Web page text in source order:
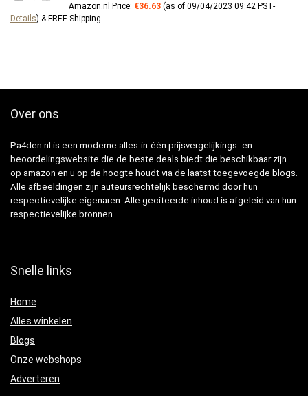
Amazon.nl Price: €36.63 (as of 09/04/2023 09:42 PST-
Details) & FREE Shipping
Over ons
Pa4den.nl is een moderne alles-in-één prijsvergelijkings- en
beoordelingswebsite die de beste deals biedt die beschikbaar zijn
op amazon en u op de hoogte houdt via de laatst toegevoegde blogs.
Alle afbeeldingen zijn auteursrechtelijk beschermd door hun
respectievelijke eigenaren. Alle geciteerde inhoud is afgeleid van hun
respectievelijke bronnen.
Snelle links
Home
Alles winkelen
Blogs
Onze webshops
Adverteren